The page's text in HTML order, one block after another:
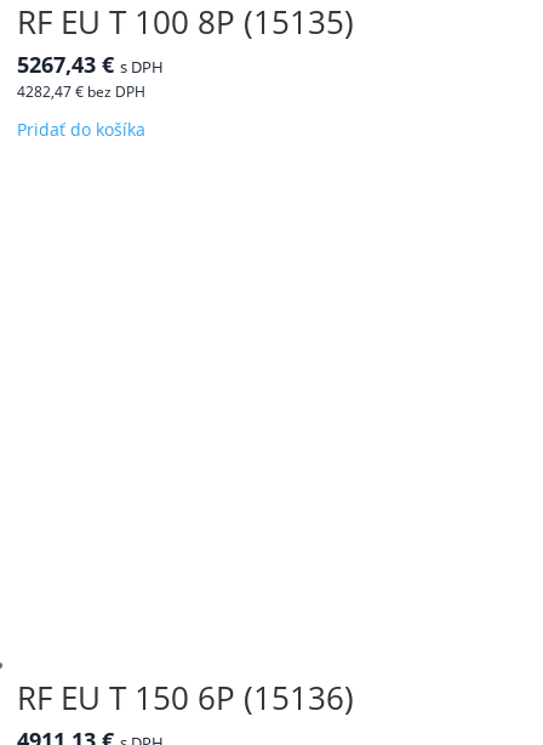
RF EU T 100 8P (15135)
5267,43 € s DPH
4282,47€ bez DPH
Pridať do košíka
RF EU T 150 6P (15136)